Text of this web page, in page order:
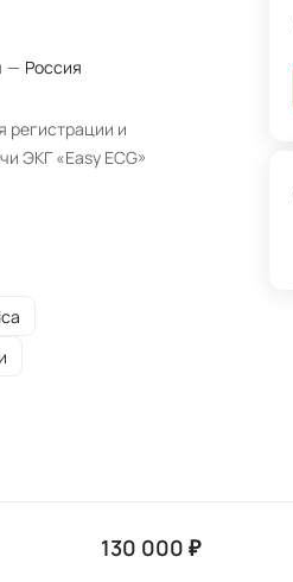
— Россия
регистрации и
ЭКГ «Easy ECG»
130 000 ₽